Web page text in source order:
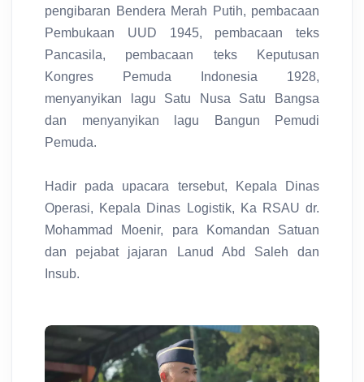
pengibaran Bendera Merah Putih, pembacaan
Pembukaan UUD 1945, pembacaan teks
Pancasila, pembacaan teks Keputusan
Kongres Pemuda Indonesia 1928,
menyanyikan lagu Satu Nusa Satu Bangsa
dan menyanyikan lagu Bangun Pemudi
Pemuda.
Hadir pada upacara tersebut, Kepala Dinas
Operasi, Kepala Dinas Logistik, Ka RSAU dr.
Mohammad Moenir, para Komandan Satuan
dan pejabat jajaran Lanud Abd Saleh dan
Insub.